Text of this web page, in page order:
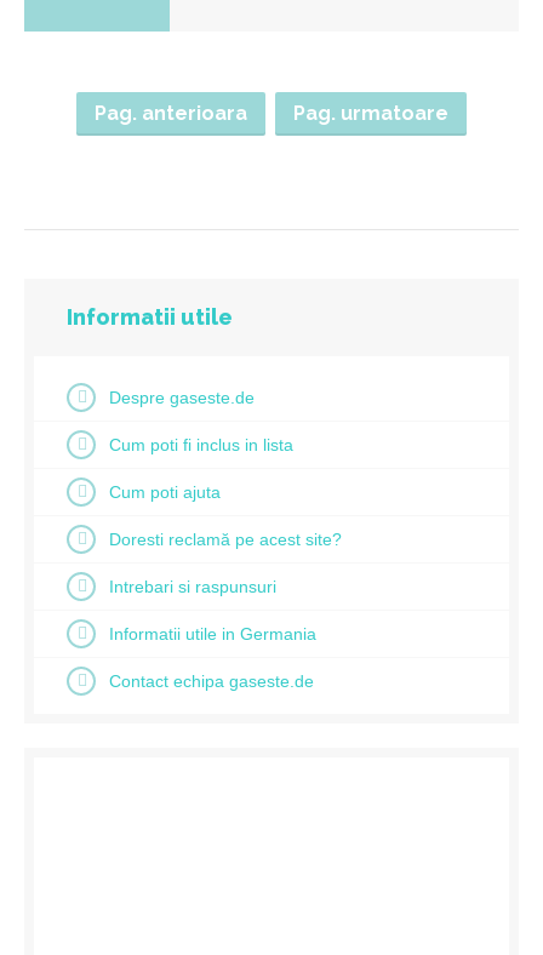
Pag. anterioara Pag. urmatoare
Informatii utile
Despre gaseste.de
Cum poti fi inclus in lista
Cum poti ajuta
Doresti reclamă pe acest site?
Intrebari si raspunsuri
Informatii utile in Germania
Contact echipa gaseste.de